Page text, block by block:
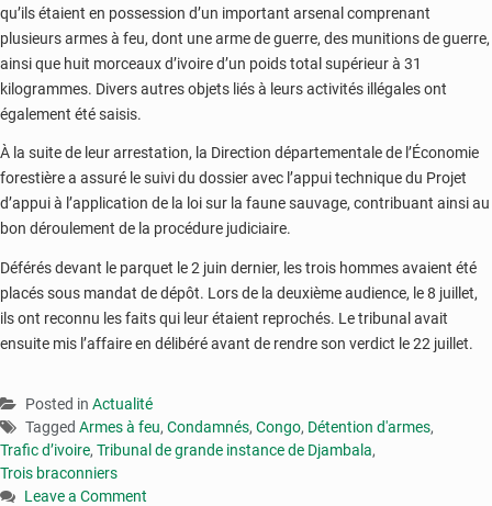
qu’ils étaient en possession d’un important arsenal comprenant
plusieurs armes à feu, dont une arme de guerre, des munitions de guerre,
ainsi que huit morceaux d’ivoire d’un poids total supérieur à 31
kilogrammes. Divers autres objets liés à leurs activités illégales ont
également été saisis.
À la suite de leur arrestation, la Direction départementale de l’Économie
forestière a assuré le suivi du dossier avec l’appui technique du Projet
d’appui à l’application de la loi sur la faune sauvage, contribuant ainsi au
bon déroulement de la procédure judiciaire.
Déférés devant le parquet le 2 juin dernier, les trois hommes avaient été
placés sous mandat de dépôt. Lors de la deuxième audience, le 8 juillet,
ils ont reconnu les faits qui leur étaient reprochés. Le tribunal avait
ensuite mis l’affaire en délibéré avant de rendre son verdict le 22 juillet.
Posted in Actualité
Tagged Armes à feu, Condamnés, Congo, Détention d'armes,
Trafic d’ivoire, Tribunal de grande instance de Djambala,
Trois braconniers
Leave a Comment